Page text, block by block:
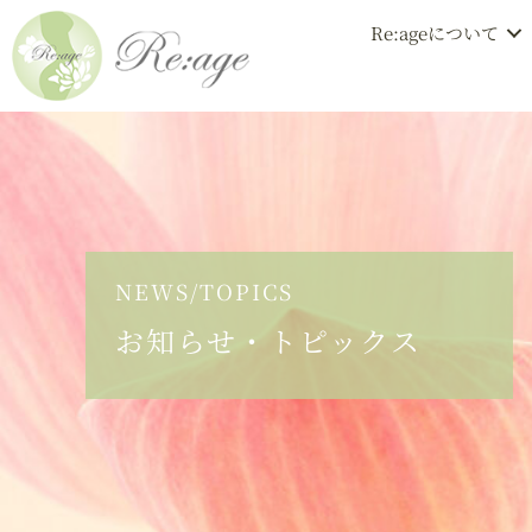
Re:ageについて
NEWS/TOPICS
お知らせ・トピックス